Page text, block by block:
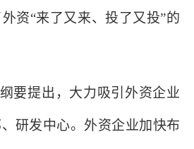
资“来了又来、投了又投”的
要提出，大力吸引外资企业
研发中心。外资企业加快布